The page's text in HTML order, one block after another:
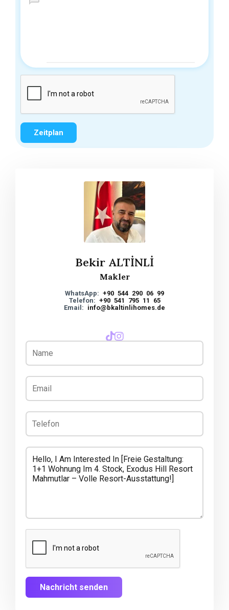
Bekir ALTİNLİ
Makler
WhatsApp: +90 544 290 06 99
Telefon: +90 541 795 11 65
Email: info@bkaltinlihomes.de
Nachricht senden